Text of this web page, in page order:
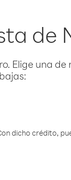
de
Elige una
dicho crédito,